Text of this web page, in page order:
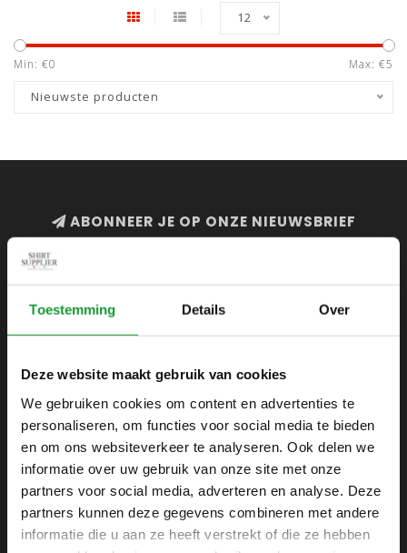
Toestemming Details Over
Deze website maakt gebruik van cookies
We gebruiken cookies om content en advertenties te
personaliseren, om functies voor social media te bieden
en om ons websiteverkeer te analyseren. Ook delen we
informatie over uw gebruik van onze site met onze
partners voor social media, adverteren en analyse. Deze
partners kunnen deze gegevens combineren met andere
informatie die u aan ze heeft verstrekt of die ze hebben
12
Min: €0 Max: €5
Nieuwste producten
ABONNEER JE OP ONZE NIEUWSBRIEF
SHIRTSUPPLIER.NL
Webshop voor mannen
Zijlijnstraat 24
1433 DC
Kudelstaart
+31 6 42 52 32 80